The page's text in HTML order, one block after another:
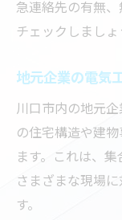
急連絡先の有無
チェックしましょ
地元企業の電気
川口市内の地元
の住宅構造や建
ます。これは、
さまざまな現場
す。